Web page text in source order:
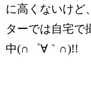
に高くないけど
ターでは自宅で
中(∩゜∀｀∩)!!